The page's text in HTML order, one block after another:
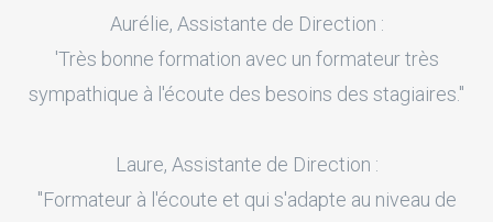
Aurélie, Assistante de Direction :
'Très bonne formation avec un formateur très
sympathique à l'écoute des besoins des stagiaires."
Laure, Assistante de Direction :
"Formateur à l'écoute et qui s'adapte au niveau de